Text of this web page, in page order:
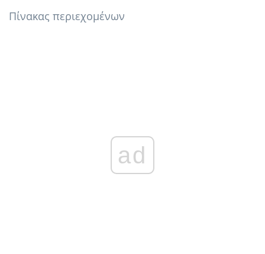
Πίνακας περιεχομένων
ad